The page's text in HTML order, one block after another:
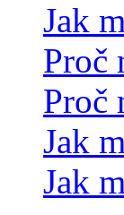
Jak
Proč
Proč
Jak
Jak